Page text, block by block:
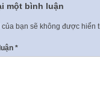
một bình luận
của bạn sẽ không được hiển
*